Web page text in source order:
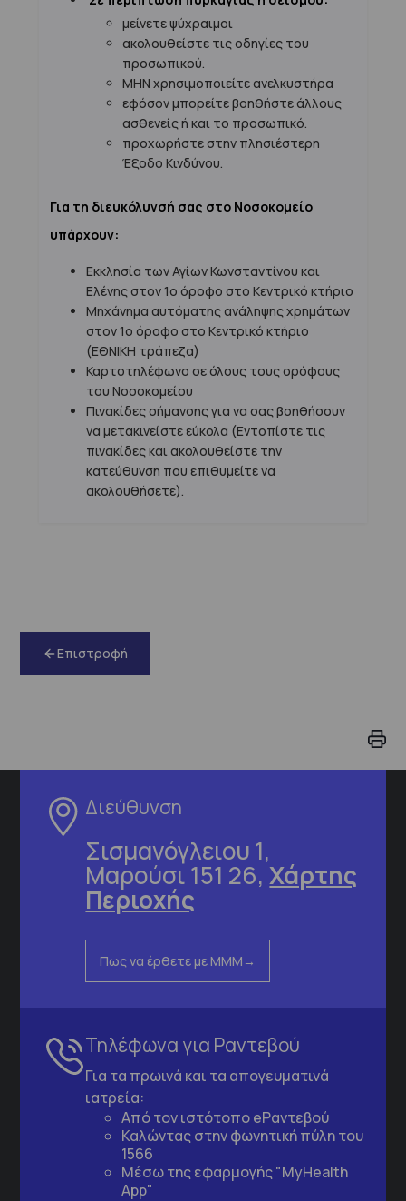
μείνετε ψύχραιμοι
ακολουθείστε τις οδηγίες του
προσωπικού.
ΜΗΝ χρησιμοποιείτε ανελκυστήρα
εφόσον μπορείτε βοηθήστε άλλους
ασθενείς ή και το προσωπικό.
προχωρήστε στην πλησιέστερη
Έξοδο Κινδύνου.
Για τη διευκόλυνσή σας στο Νοσοκομείο
υπάρχουν:
Εκκλησία των Αγίων Κωνσταντίνου και
Ελένης στον 1ο όροφο στο Κεντρικό κτήριο
Μηχάνημα αυτόματης ανάληψης χρημάτων
στον 1ο όροφο στο Κεντρικό κτήριο
(ΕΘΝΙΚΗ τράπεζα)
Καρτοτηλέφωνο σε όλους τους ορόφους
του Νοσοκομείου
Πινακίδες σήμανσης για να σας βοηθήσουν
να μετακινείστε εύκολα (Εντοπίστε τις
πινακίδες και ακολουθείστε την
κατεύθυνση που επιθυμείτε να
ακολουθήσετε).
Επιστροφή
Διεύθυνση
Σισμανόγλειου 1,
Μαρούσι 151 26,Χάρτης
Περιοχής
Πως να έρθετε με ΜΜΜ
Τηλέφωνα για Ραντεβού
Για τα πρωινά και τα απογευματινά
ιατρεία:
Από τον ιστότοποeΡαντεβού
Καλώντας στην φωνητική πύλη του
1566
Μέσω της εφαρμογής "MyHealth
App"